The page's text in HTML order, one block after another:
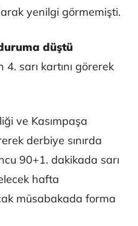
yenilgi görmemişti.
düştü
sarı kartını görerek
ve Kasımpaşa
derbiye sınırda
90+1. dakikada sarı
hafta
müsabakada forma